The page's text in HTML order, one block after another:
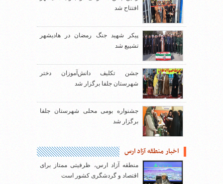
افتتاح شد
پیکر شهید جنگ رمضان در هادیشهر
تشییع شد
جشن تکلیف دانش‌آموزان دختر
شهرستان جلفا برگزار شد
جشنواره بومی محلی شهرستان جلفا
برگزار شد
اخبار منطقه آزاد ارس
منطقه آزاد ارس، ظرفیتی ممتاز برای
اقتصاد و گردشگری کشور است